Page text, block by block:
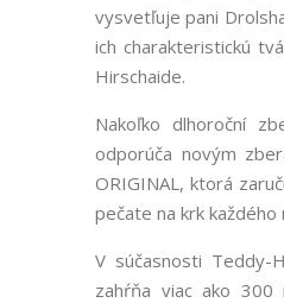
vysvetľuje pani
ich charakteristickú
Hirschaide.
Nakoľko dlhoroční
odporúča novým
ORIGINAL, ktorá
pečate na krk každého
V súčasnosti Teddy-
zahŕňa viac ako 300